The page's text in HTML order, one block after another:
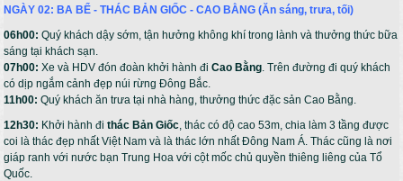
NGÀY 02: BA BỂ - THÁC BẢN GIỐC - CAO BẰNG (Ăn sáng, trưa, tối)
06h00: Quý khách dậy sớm, tận hưởng không khí trong lành và thưởng thức bữa
sáng tại khách sạn.
07h00: Xe và HDV đón đoàn khởi hành đi Cao Bằng. Trên đường đi quý khách
có dịp ngắm cảnh đẹp núi rừng Đông Bắc.
11h00: Quý khách ăn trưa tại nhà hàng, thưởng thức đặc sản Cao Bằng.
12h30: Khởi hành đi thác Bản Giốc, thác có độ cao 53m, chia làm 3 tầng được
coi là thác đẹp nhất Việt Nam và là thác lớn nhất Đông Nam Á. Thác cũng là nơi
giáp ranh với nước bạn Trung Hoa với cột mốc chủ quyền thiêng liêng của Tổ
Quốc.